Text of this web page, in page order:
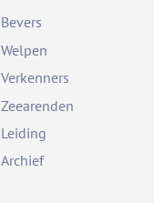
Bevers
Welpen
Verkenners
Zeearenden
Leiding
Archief